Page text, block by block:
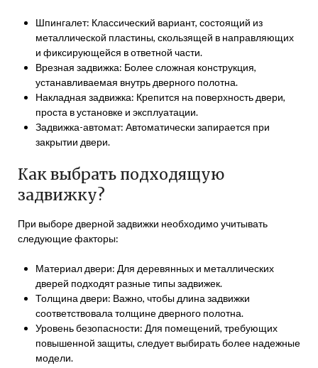
Шпингалет: Классический вариант, состоящий из
металлической пластины, скользящей в направляющих
и фиксирующейся в ответной части.
Врезная задвижка: Более сложная конструкция,
устанавливаемая внутрь дверного полотна.
Накладная задвижка: Крепится на поверхность двери,
проста в установке и эксплуатации.
Задвижка-автомат: Автоматически запирается при
закрытии двери.
Как выбрать подходящую
задвижку?
При выборе дверной задвижки необходимо учитывать
следующие факторы:
Материал двери: Для деревянных и металлических
дверей подходят разные типы задвижек.
Толщина двери: Важно, чтобы длина задвижки
соответствовала толщине дверного полотна.
Уровень безопасности: Для помещений, требующих
повышенной защиты, следует выбирать более надежные
модели.